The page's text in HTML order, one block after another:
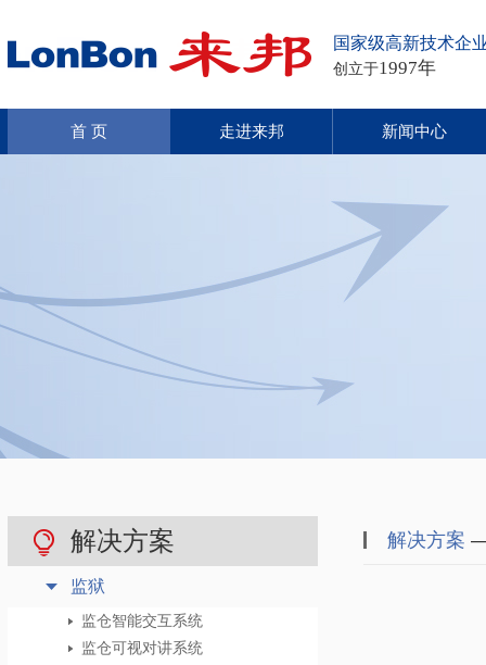
国家级高新技术企
创立于1997年
首 页 走进来邦 新闻中心
解决方案
监狱
监仓智能交互系统
监仓可视对讲系统
解决方案 —